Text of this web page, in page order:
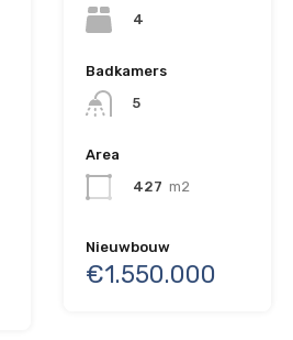
4
Badkamers
5
Area
427 m2
Nieuwbouw
€1.550.000